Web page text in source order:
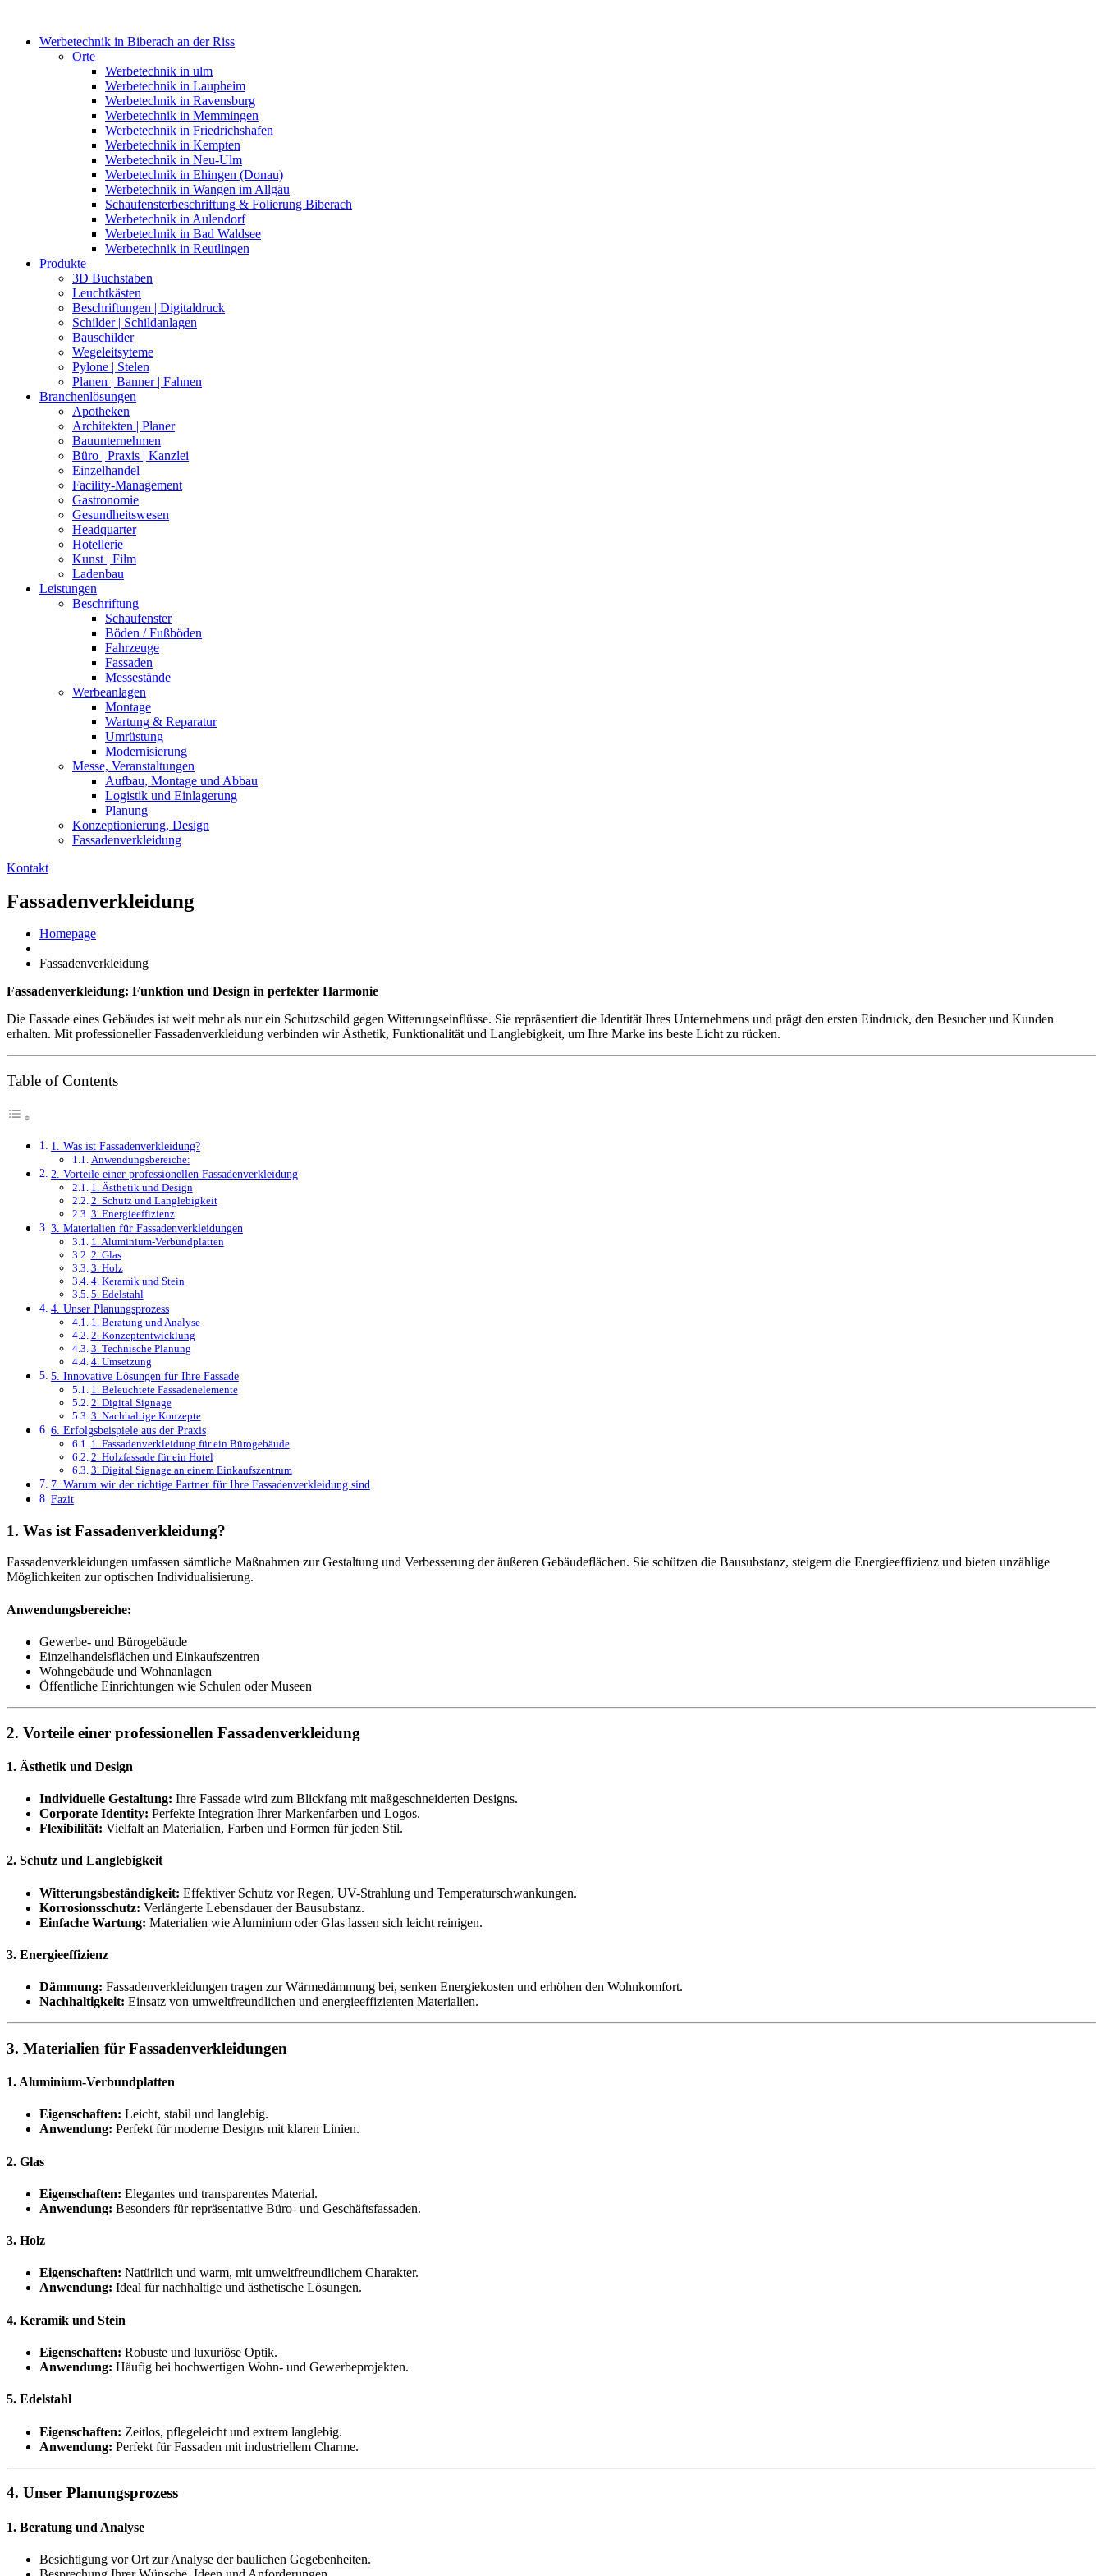
Werbetechnik in Biberach an der Riss
Orte
Werbetechnik in ulm
Werbetechnik in Laupheim
Werbetechnik in Ravensburg
Werbetechnik in Memmingen
Werbetechnik in Friedrichshafen
Werbetechnik in Kempten
Werbetechnik in Neu-Ulm
Werbetechnik in Ehingen (Donau)
Werbetechnik in Wangen im Allgäu
Schaufensterbeschriftung & Folierung Biberach
Werbetechnik in Aulendorf
Werbetechnik in Bad Waldsee
Werbetechnik in Reutlingen
Produkte
3D Buchstaben
Leuchtkästen
Beschriftungen | Digitaldruck
Schilder| Schildanlagen
Bauschilder
Wegeleitsyteme
Pylone | Stelen
Planen | Banner | Fahnen
Branchenlösungen
Apotheken
Architekten | Planer
Bauunternehmen
Büro | Praxis | Kanzlei
Einzelhandel
Facility-Management
Gastronomie
Gesundheitswesen
Headquarter
Hotellerie
Kunst | Film
Ladenbau
Leistungen
Beschriftung
Schaufenster
Böden / Fußböden
Fahrzeuge
Fassaden
Messestände
Werbeanlagen
Montage
Wartung & Reparatur
Umrüstung
Modernisierung
Messe, Veranstaltungen
Aufbau, Montage und Abbau
Logistik und Einlagerung
Planung
Konzeptionierung, Design
Fassadenverkleidung
Kontakt
Fassadenverkleidung
Homepage
Fassadenverkleidung
Fassadenverkleidung: Funktion und Design in perfekter Harmonie
Die Fassade eines Gebäudes ist weit mehr als nur ein Schutzschild gegen Witterungseinflüsse. Sie repräsentiert die Identität Ihres Unternehmens und prägt den ersten Eindruck, den Besucher und Kunden
erhalten. Mit professioneller Fassadenverkleidung verbinden wir Ästhetik, Funktionalität und Langlebigkeit, um Ihre Marke ins beste Licht zu rücken.
Table of Contents
1. Was ist Fassadenverkleidung?
Anwendungsbereiche:
2. Vorteile einer professionellen Fassadenverkleidung
1. Ästhetik und Design
2. Schutz und Langlebigkeit
3. Energieeffizienz
3. Materialien für Fassadenverkleidungen
1. Aluminium-Verbundplatten
2. Glas
3. Holz
4. Keramik und Stein
5. Edelstahl
4. Unser Planungsprozess
1. Beratung und Analyse
2. Konzeptentwicklung
3. Technische Planung
4. Umsetzung
5. Innovative Lösungen für Ihre Fassade
1. Beleuchtete Fassadenelemente
2. Digital Signage
3. Nachhaltige Konzepte
6. Erfolgsbeispiele aus der Praxis
1. Fassadenverkleidung für ein Bürogebäude
2. Holzfassade für ein Hotel
3. Digital Signage an einem Einkaufszentrum
7. Warum wir der richtige Partner für Ihre Fassadenverkleidung sind
Fazit
1. Was ist Fassadenverkleidung?
Fassadenverkleidungen umfassen sämtliche Maßnahmen zur Gestaltung und Verbesserung der äußeren Gebäudeflächen. Sie schützen die Bausubstanz, steigern die Energieeffizienz und bieten unzählige
Möglichkeiten zur optischen Individualisierung.
Anwendungsbereiche:
Gewerbe- und Bürogebäude
Einzelhandelsflächen und Einkaufszentren
Wohngebäude und Wohnanlagen
Öffentliche Einrichtungen wie Schulen oder Museen
2. Vorteile einer professionellen Fassadenverkleidung
1. Ästhetik und Design
Individuelle Gestaltung: Ihre Fassade wird zum Blickfang mit maßgeschneiderten Designs.
Corporate Identity: Perfekte Integration Ihrer Markenfarben und Logos.
Flexibilität: Vielfalt an Materialien, Farben und Formen für jeden Stil.
2. Schutz und Langlebigkeit
Witterungsbeständigkeit: Effektiver Schutz vor Regen, UV-Strahlung und Temperaturschwankungen.
Korrosionsschutz: Verlängerte Lebensdauer der Bausubstanz.
Einfache Wartung: Materialien wie Aluminium oder Glas lassen sich leicht reinigen.
3. Energieeffizienz
Dämmung: Fassadenverkleidungen tragen zur Wärmedämmung bei, senken Energiekosten und erhöhen den Wohnkomfort.
Nachhaltigkeit: Einsatz von umweltfreundlichen und energieeffizienten Materialien.
3. Materialien für Fassadenverkleidungen
1. Aluminium-Verbundplatten
Eigenschaften: Leicht, stabil und langlebig.
Anwendung: Perfekt für moderne Designs mit klaren Linien.
2. Glas
Eigenschaften: Elegantes und transparentes Material.
Anwendung: Besonders für repräsentative Büro- und Geschäftsfassaden.
3. Holz
Eigenschaften: Natürlich und warm, mit umweltfreundlichem Charakter.
Anwendung: Ideal für nachhaltige und ästhetische Lösungen.
4. Keramik und Stein
Eigenschaften: Robuste und luxuriöse Optik.
Anwendung: Häufig bei hochwertigen Wohn- und Gewerbeprojekten.
5. Edelstahl
Eigenschaften: Zeitlos, pflegeleicht und extrem langlebig.
Anwendung: Perfekt für Fassaden mit industriellem Charme.
4. Unser Planungsprozess
1. Beratung und Analyse
Besichtigung vor Ort zur Analyse der baulichen Gegebenheiten.